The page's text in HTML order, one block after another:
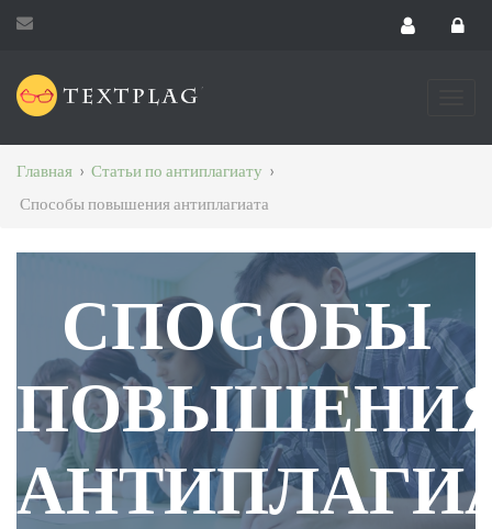
Главная › Статьи по антиплагиату ›
Способы повышения антиплагиата
СПОСОБЫ